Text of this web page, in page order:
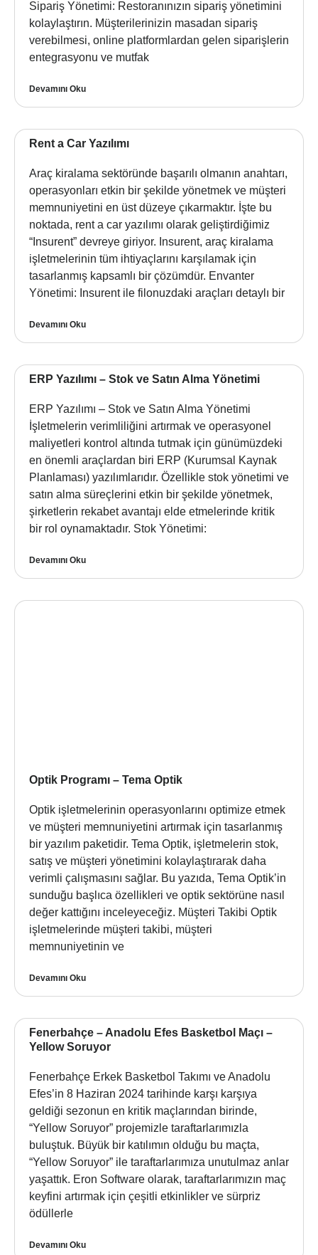
Sipariş Yönetimi: Restoranınızın sipariş yönetimini
kolaylaştırın. Müşterilerinizin masadan sipariş
verebilmesi, online platformlardan gelen siparişlerin
entegrasyonu ve mutfak
Devamını Oku
Rent a Car Yazılımı
Araç kiralama sektöründe başarılı olmanın anahtarı,
operasyonları etkin bir şekilde yönetmek ve müşteri
memnuniyetini en üst düzeye çıkarmaktır. İşte bu
noktada, rent a car yazılımı olarak geliştirdiğimiz
“Insurent” devreye giriyor. Insurent, araç kiralama
işletmelerinin tüm ihtiyaçlarını karşılamak için
tasarlanmış kapsamlı bir çözümdür. Envanter
Yönetimi: Insurent ile filonuzdaki araçları detaylı bir
Devamını Oku
ERP Yazılımı – Stok ve Satın Alma Yönetimi
ERP Yazılımı – Stok ve Satın Alma Yönetimi
İşletmelerin verimliliğini artırmak ve operasyonel
maliyetleri kontrol altında tutmak için günümüzdeki
en önemli araçlardan biri ERP (Kurumsal Kaynak
Planlaması) yazılımlarıdır. Özellikle stok yönetimi ve
satın alma süreçlerini etkin bir şekilde yönetmek,
şirketlerin rekabet avantajı elde etmelerinde kritik
bir rol oynamaktadır. Stok Yönetimi:
Devamını Oku
Optik Programı – Tema Optik
Optik işletmelerinin operasyonlarını optimize etmek
ve müşteri memnuniyetini artırmak için tasarlanmış
bir yazılım paketidir. Tema Optik, işletmelerin stok,
satış ve müşteri yönetimini kolaylaştırarak daha
verimli çalışmasını sağlar. Bu yazıda, Tema Optik’in
sunduğu başlıca özellikleri ve optik sektörüne nasıl
değer kattığını inceleyeceğiz. Müşteri Takibi Optik
işletmelerinde müşteri takibi, müşteri
memnuniyetinin ve
Devamını Oku
Fenerbahçe – Anadolu Efes Basketbol Maçı –
Yellow Soruyor
Fenerbahçe Erkek Basketbol Takımı ve Anadolu
Efes’in 8 Haziran 2024 tarihinde karşı karşıya
geldiği sezonun en kritik maçlarından birinde,
“Yellow Soruyor” projemizle taraftarlarımızla
buluştuk. Büyük bir katılımın olduğu bu maçta,
“Yellow Soruyor” ile taraftarlarımıza unutulmaz anlar
yaşattık. Eron Software olarak, taraftarlarımızın maç
keyfini artırmak için çeşitli etkinlikler ve sürpriz
ödüllerle
Devamını Oku